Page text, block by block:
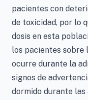
pacientes con
de toxicidad, por lo
dosis en esta
los pacientes sobre
ocurre durante la
signos de
dormido durante las